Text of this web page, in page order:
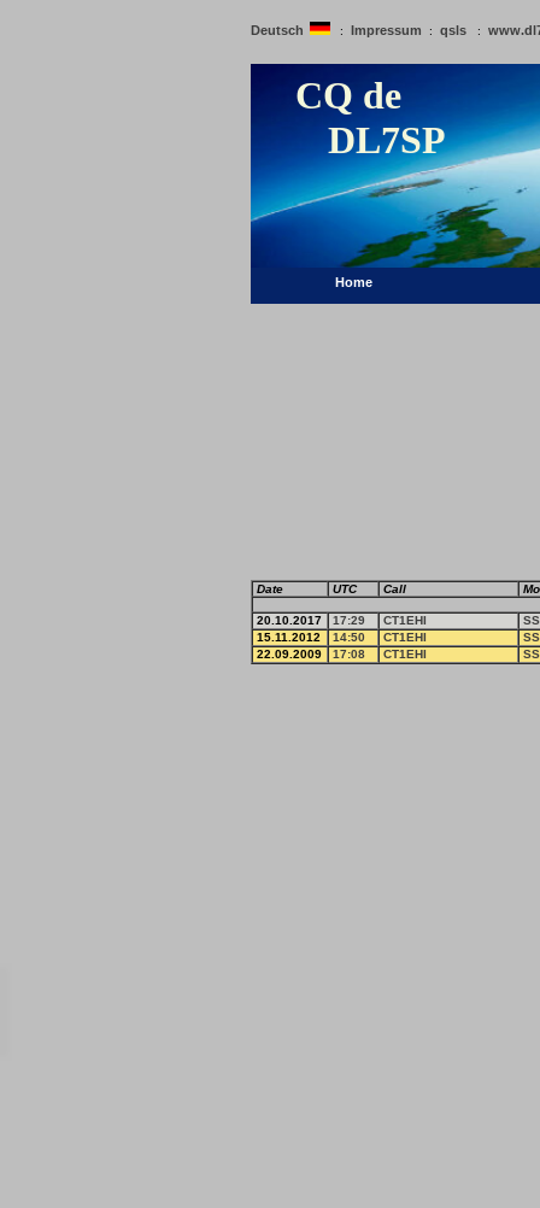
Deutsch : Impressum : qsls :
CQ de
DL7SP
Home
Date UTC Call
20.10.2017 17:29 CT1EHI
15.11.2012
14:50 CT1EHI
22.09.2009
17:08 CT1EHI